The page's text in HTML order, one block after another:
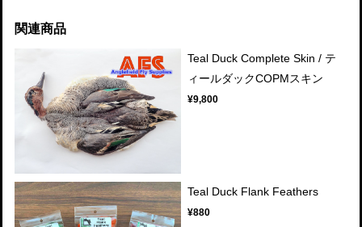
関連商品
Teal Duck Complete Skin / テ
ィールダックCOPMスキン
¥9,800
Teal Duck Flank Feathers
¥880